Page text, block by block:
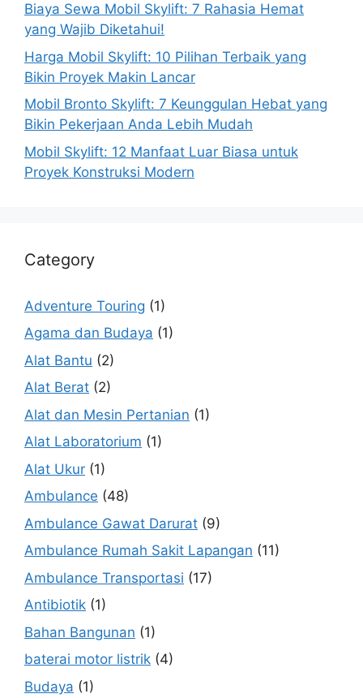
Biaya Sewa Mobil Skylift: 7 Rahasia Hemat
yang Wajib Diketahui!
Harga Mobil Skylift: 10 Pilihan Terbaik yang
Bikin Proyek Makin Lancar
Mobil Bronto Skylift: 7 Keunggulan Hebat yang
Bikin Pekerjaan Anda Lebih Mudah
Mobil Skylift: 12 Manfaat Luar Biasa untuk
Proyek Konstruksi Modern
Category
Adventure Touring (1)
Agama dan Budaya (1)
Alat Bantu (2)
Alat Berat (2)
Alat dan Mesin Pertanian (1)
Alat Laboratorium (1)
Alat Ukur (1)
Ambulance (48)
Ambulance Gawat Darurat (9)
Ambulance Rumah Sakit Lapangan (11)
Ambulance Transportasi (17)
Antibiotik (1)
Bahan Bangunan (1)
baterai motor listrik (4)
Budaya (1)